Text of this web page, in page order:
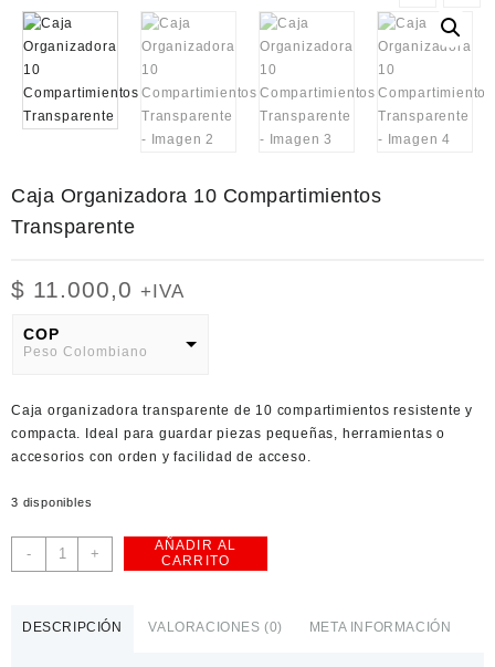
Caja Organizadora 10 Compartimientos
Transparente
$ 11.000,0 +IVA
COP
Peso Colombiano
American Dollar
Caja organizadora transparente de 10 compartimientos resistente y
compacta. Ideal para guardar piezas pequeñas, herramientas o
accesorios con orden y facilidad de acceso.
3 disponibles
-
Caja
Organizadora
Compartimientos
+
AÑADIR AL
CARRITO
DESCRIPCIÓN VALORACIONES (0) META INFORMACIÓN